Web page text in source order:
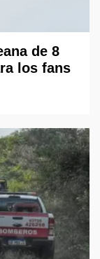
de 8
los fans